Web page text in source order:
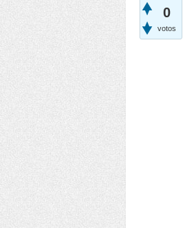
0
votos